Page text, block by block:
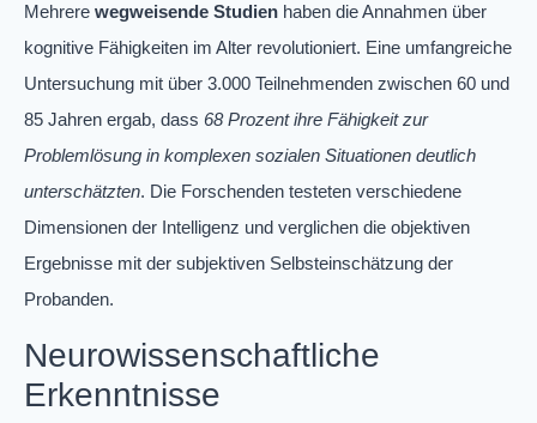
Mehrere wegweisende Studien haben die Annahmen über
kognitive Fähigkeiten im Alter revolutioniert. Eine umfangreiche
Untersuchung mit über 3.000 Teilnehmenden zwischen 60 und
85 Jahren ergab, dass 68 Prozent ihre Fähigkeit zur
Problemlösung in komplexen sozialen Situationen deutlich
unterschätzten. Die Forschenden testeten verschiedene
Dimensionen der Intelligenz und verglichen die objektiven
Ergebnisse mit der subjektiven Selbsteinschätzung der
Probanden.
Neurowissenschaftliche
Erkenntnisse